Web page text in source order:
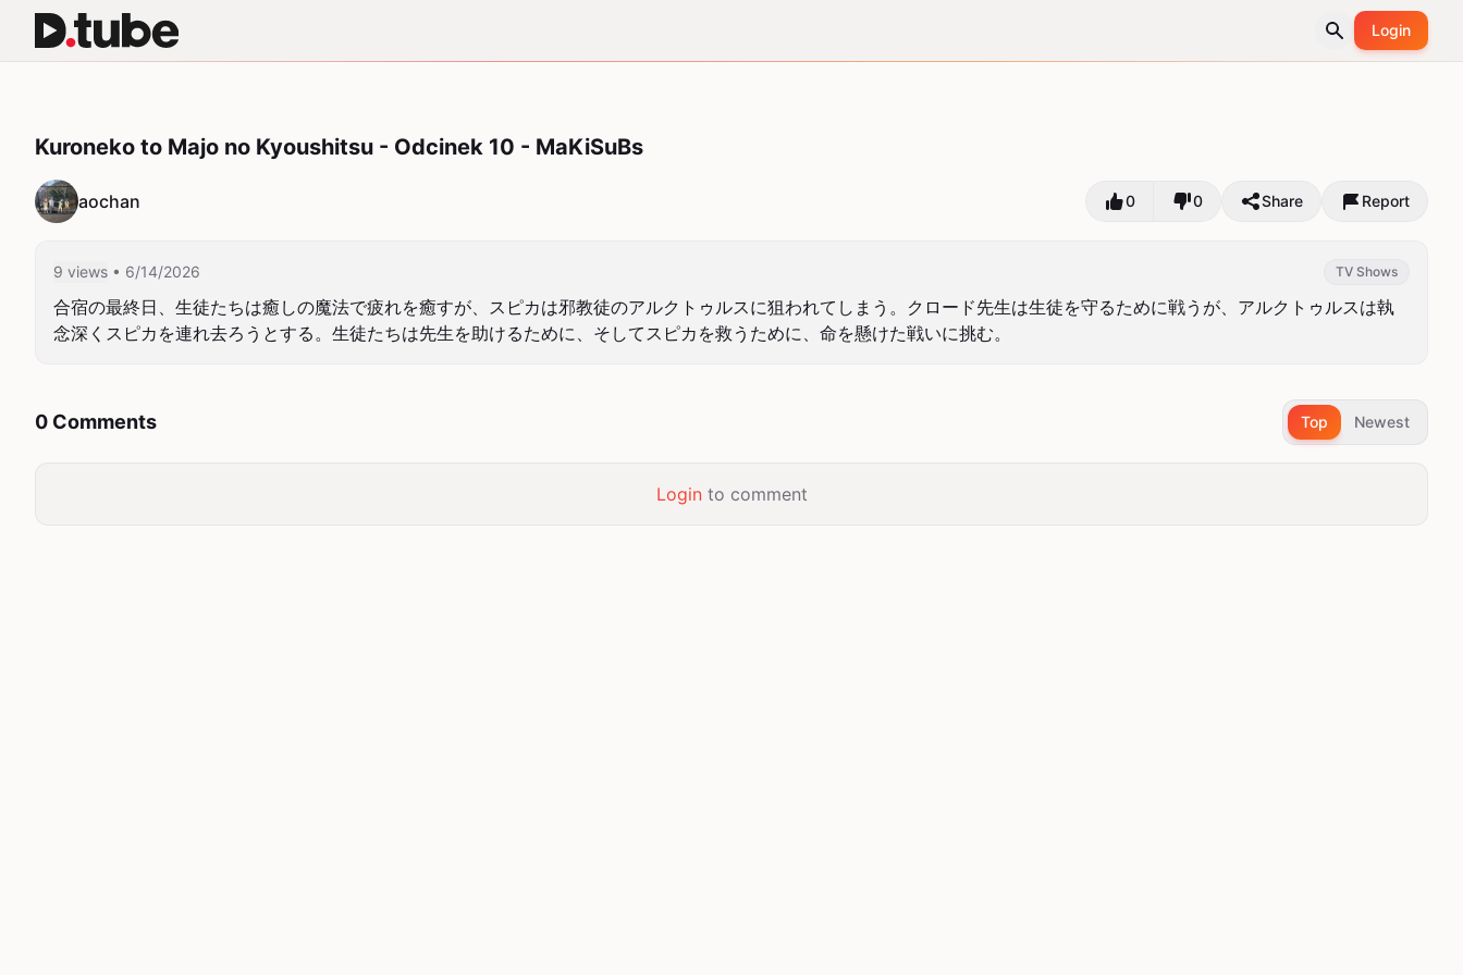
Login
Kuroneko to Majo no Kyoushitsu - Odcinek 10 - MaKiSuBs
aochan 0 0 Share Report
9 views • 6/14/2026 TV Shows
合宿の最終日、生徒たちは癒しの魔法で疲れを癒すが、スピカは邪教徒のアルクトゥルスに狙われてしまう。クロード先生は生徒を守るために戦うが、アルクトゥルスは執
念深くスピカを連れ去ろうとする。生徒たちは先生を助けるために、そしてスピカを救うために、命を懸けた戦いに挑む。
0 Comments Top Newest
Loginto comment